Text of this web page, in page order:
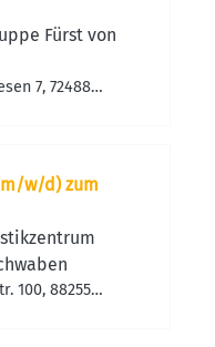
Fürst von
7, 72488
w/d) zum
100, 88255